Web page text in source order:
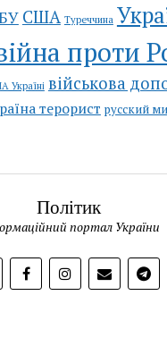
США Туреччина
проти
Україні військова
терорист русский
Політик
портал України